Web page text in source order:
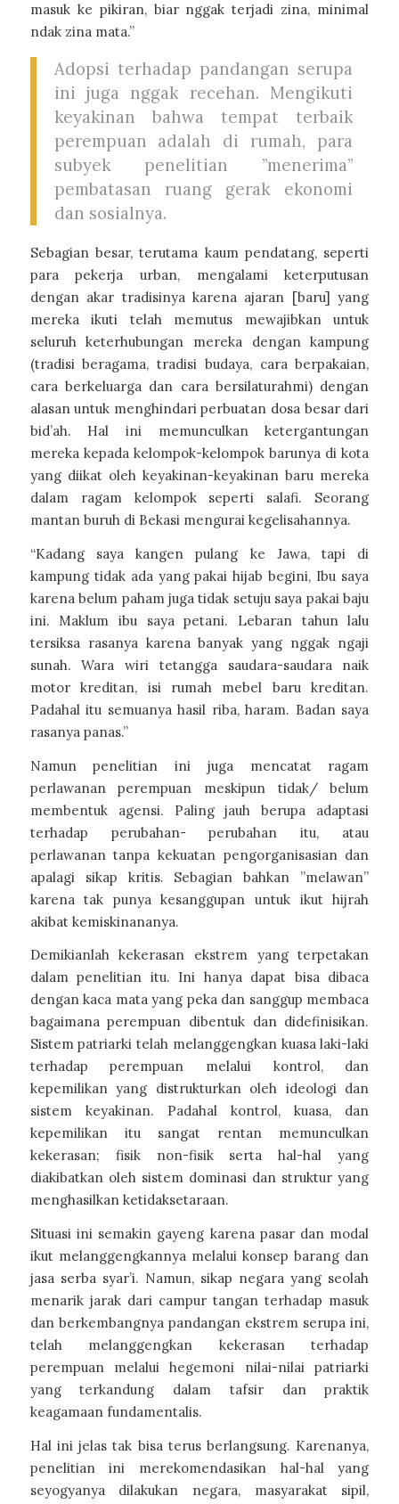
masuk ke pikiran, biar nggak terjadi zina, minimal
ndak zina mata.”
Adopsi terhadap pandangan serupa
ini juga nggak recehan. Mengikuti
keyakinan bahwa tempat terbaik
perempuan adalah di rumah, para
subyek penelitian ”menerima”
pembatasan ruang gerak ekonomi
dan sosialnya.
Sebagian besar, terutama kaum pendatang, seperti
para pekerja urban, mengalami keterputusan
dengan akar tradisinya karena ajaran [baru] yang
mereka ikuti telah memutus mewajibkan untuk
seluruh keterhubungan mereka dengan kampung
(tradisi beragama, tradisi budaya, cara berpakaian,
cara berkeluarga dan cara bersilaturahmi) dengan
alasan untuk menghindari perbuatan dosa besar dari
bid’ah. Hal ini memunculkan ketergantungan
mereka kepada kelompok-kelompok barunya di kota
yang diikat oleh keyakinan-keyakinan baru mereka
dalam ragam kelompok seperti salafi. Seorang
mantan buruh di Bekasi mengurai kegelisahannya.
“Kadang saya kangen pulang ke Jawa, tapi di
kampung tidak ada yang pakai hijab begini, Ibu saya
karena belum paham juga tidak setuju saya pakai baju
ini. Maklum ibu saya petani. Lebaran tahun lalu
tersiksa rasanya karena banyak yang nggak ngaji
sunah. Wara wiri tetangga saudara-saudara naik
motor kreditan, isi rumah mebel baru kreditan.
Padahal itu semuanya hasil riba, haram. Badan saya
rasanya panas.”
Namun penelitian ini juga mencatat ragam
perlawanan perempuan meskipun tidak/ belum
membentuk agensi. Paling jauh berupa adaptasi
terhadap perubahan- perubahan itu, atau
perlawanan tanpa kekuatan pengorganisasian dan
apalagi sikap kritis. Sebagian bahkan ”melawan”
karena tak punya kesanggupan untuk ikut hijrah
akibat kemiskinananya.
Demikianlah kekerasan ekstrem yang terpetakan
dalam penelitian itu. Ini hanya dapat bisa dibaca
dengan kaca mata yang peka dan sanggup membaca
bagaimana perempuan dibentuk dan didefinisikan.
Sistem patriarki telah melanggengkan kuasa laki-laki
terhadap perempuan melalui kontrol, dan
kepemilikan yang distrukturkan oleh ideologi dan
sistem keyakinan. Padahal kontrol, kuasa, dan
kepemilikan itu sangat rentan memunculkan
kekerasan; fisik non-fisik serta hal-hal yang
diakibatkan oleh sistem dominasi dan struktur yang
menghasilkan ketidaksetaraan.
Situasi ini semakin gayeng karena pasar dan modal
ikut melanggengkannya melalui konsep barang dan
jasa serba syar’i. Namun, sikap negara yang seolah
menarik jarak dari campur tangan terhadap masuk
dan berkembangnya pandangan ekstrem serupa ini,
telah melanggengkan kekerasan terhadap
perempuan melalui hegemoni nilai-nilai patriarki
yang terkandung dalam tafsir dan praktik
keagamaan fundamentalis.
Hal ini jelas tak bisa terus berlangsung. Karenanya,
penelitian ini merekomendasikan hal-hal yang
seyogyanya dilakukan negara, masyarakat sipil,